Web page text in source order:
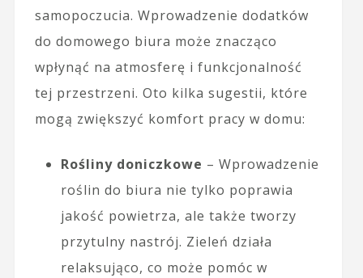
samopoczucia. Wprowadzenie dodatków
do domowego biura może znacząco
wpłynąć na atmosferę i funkcjonalność
tej przestrzeni. Oto kilka sugestii, które
mogą zwiększyć komfort pracy w domu:
Rośliny doniczkowe – Wprowadzenie
roślin do biura nie tylko poprawia
jakość powietrza, ale także tworzy
przytulny nastrój. Zieleń działa
relaksująco, co może pomóc w